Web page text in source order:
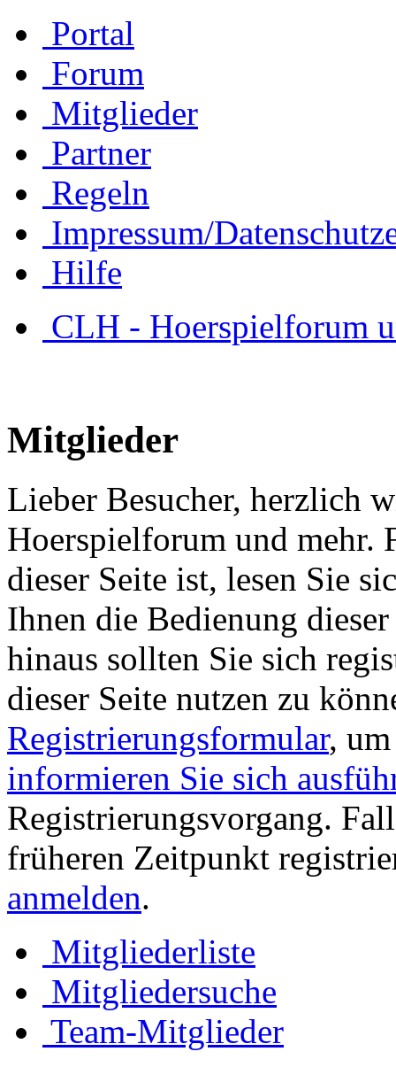
Portal
Forum
Mitglieder
Partner
Regeln
Impressum/
Hilfe
CLH - Hoerspielforum
Mitglieder
Lieber Besucher, herzlich
Hoerspielforum und mehr.
dieser Seite ist, lesen Sie
Ihnen die Bedienung
hinaus sollten Sie sich
dieser Seite nutzen zu
Registrierungsformular,
informieren Sie sich
Registrierungsvorgang.
früheren Zeitpunkt
anmelden.
Mitgliederliste
Mitgliedersuche
Team-Mitglieder